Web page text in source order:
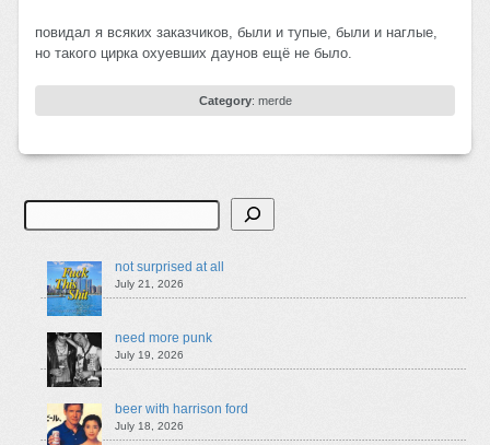
повидал я всяких заказчиков, были и тупые, были и наглые,
но такого цирка охуевших даунов ещё не было.
Category: merde
Search
not surprised at all
July 21, 2026
need more punk
July 19, 2026
beer with harrison ford
July 18, 2026